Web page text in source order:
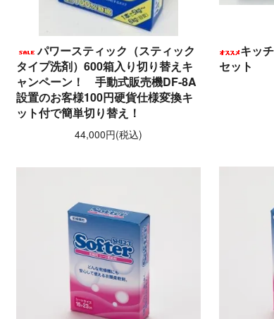
パワースティック（スティック
タイプ洗剤）600箱入り切り替えキ
ャンペーン！ 手動式販売機DF-8A
設置のお客様100円硬貨仕様変換キ
ット付で簡単切り替え！
44,000円(税込)
キッ
セット